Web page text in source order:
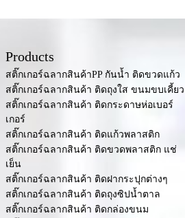
Products
สติ๊กเกอร์ฉลากสินค้าPP กันน้ำ ติดขวดแก้ว
สติ๊กเกอร์ฉลากสินค้า ติดถุงใส ขนมขบเคี้ยว
สติ๊กเกอร์ฉลากสินค้า ติดกระดาษห่อเบอร์
เกอร์
สติ๊กเกอร์ฉลากสินค้า ติดแก้วพลาสติก
สติ๊กเกอร์ฉลากสินค้า ติดขวดพลาสติก แช่
เย็น
สติ๊กเกอร์ฉลากสินค้า ติดฝากระปุกต่างๆ
สติ๊กเกอร์ฉลากสินค้า ติดถุงซิปน้ำตาล
สติ๊กเกอร์ฉลากสินค้า ติดกล่องขนม